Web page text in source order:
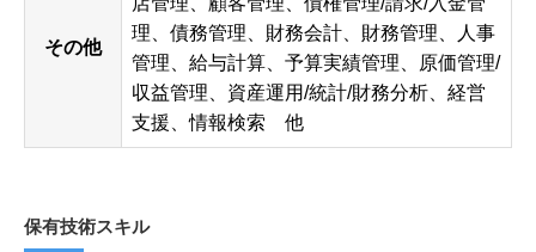
その他
理、債務管理、財務会計、財務管理、人事
管理、給与計算、予算実績管理、原価管理/
収益管理、資産運用/統計/財務分析、経営
支援、情報検索 他
保有技術スキル